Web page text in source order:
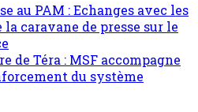
au PAM : Echanges avec les
caravane de presse sur le
de Téra : MSF accompagne
du système